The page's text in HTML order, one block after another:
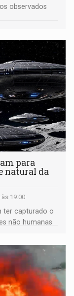
observados
para
natural da
19:00
ter capturado o
não humanas